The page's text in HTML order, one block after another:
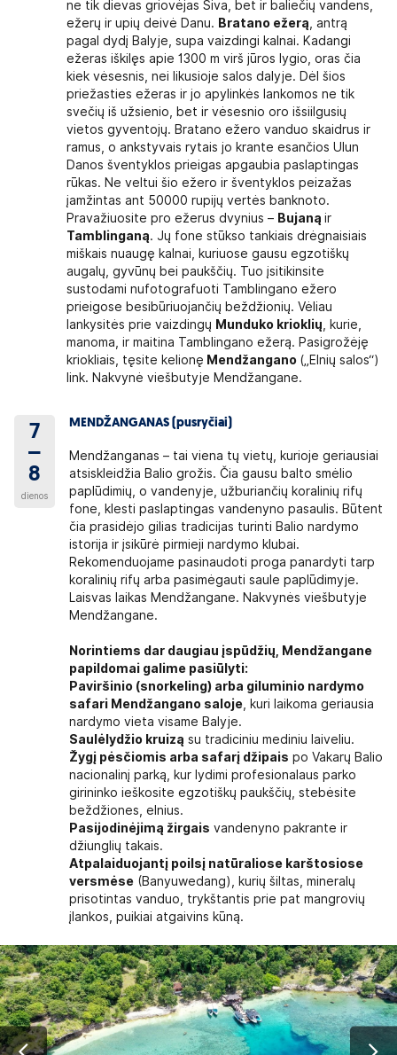
ne tik dievas griovėjas Šiva, bet ir baliečių vandens,
ežerų ir upių deivė Danu. Bratano ežerą , antrą
pagal dydį Balyje, supa vaizdingi kalnai. Kadangi
ežeras iškilęs apie 1300 m virš jūros lygio, oras čia
kiek vėsesnis, nei likusioje salos dalyje. Dėl šios
priežasties ežeras ir jo apylinkės lankomos ne tik
svečių iš užsienio, bet ir vėsesnio oro išsiilgusių
vietos gyventojų. Bratano ežero vanduo skaidrus ir
ramus, o ankstyvais rytais jo krante esančios Ulun
Danos šventyklos prieigas apgaubia paslaptingas
rūkas. Ne veltui šio ežero ir šventyklos peizažas
įamžintas ant 50000 rupijų vertės banknoto.
Pravažiuosite pro ežerus dvynius – Bujanąir
Tamblinganą. Jų fone stūkso tankiais drėgnaisiais
miškais nuaugę kalnai, kuriuose gausu egzotiškų
augalų, gyvūnų bei paukščių. Tuo įsitikinsite
sustodami nufotografuoti Tamblingano ežero
prieigose besibūriuojančių beždžionių. Vėliau
lankysitės prie vaizdingų Munduko krioklių , kurie,
manoma, ir maitina Tamblingano ežerą. Pasigrožėję
kriokliais, tęsite kelionę Mendžangano („Elnių salos“)
link. Nakvynė viešbutyje Mendžangane.
7
–
8
dienos
MENDŽANGANAS (pusryčiai)
Mendžanganas – tai viena tų vietų, kurioje geriausiai
atsiskleidžia Balio grožis. Čia gausu balto smėlio
paplūdimių, o vandenyje, užburiančių koralinių rifų
fone, klesti paslaptingas vandenyno pasaulis. Būtent
čia prasidėjo gilias tradicijas turinti Balio nardymo
istorija ir įsikūrė pirmieji nardymo klubai.
Rekomenduojame pasinaudoti proga panardyti tarp
koralinių rifų arba pasimėgauti saule paplūdimyje.
Laisvas laikas Mendžangane. Nakvynės viešbutyje
Mendžangane.
Norintiems dar daugiau įspūdžių, Mendžangane
papildomai galime pasiūlyti:
Paviršinio (snorkeling) arba giluminio nardymo
safari Mendžangano saloje , kuri laikoma geriausia
nardymo vieta visame Balyje.
Saulėlydžio kruizą su tradiciniu mediniu laiveliu.
Žygį pėsčiomis arba safarį džipais po Vakarų Balio
nacionalinį parką, kur lydimi profesionalaus parko
girininko ieškosite egzotiškų paukščių, stebėsite
beždžiones, elnius.
Pasijodinėjimą žirgais vandenyno pakrante ir
džiunglių takais.
Atpalaiduojantį poilsį natūraliose karštosiose
versmėse (Banyuwedang), kurių šiltas, mineralų
prisotintas vanduo, trykštantis prie pat mangrovių
įlankos, puikiai atgaivins kūną.